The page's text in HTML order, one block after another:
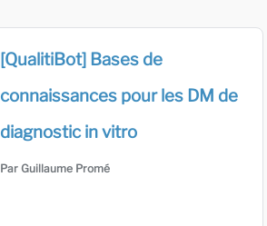
[QualitiBot] Bases de
connaissances pour les DM de
diagnostic in vitro
Par Guillaume Promé